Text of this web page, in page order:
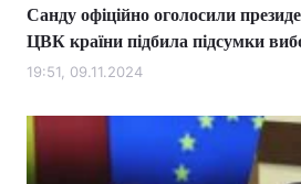
Санду офіційно оголосили
ЦВК країни підбила підсумки
19:51, 09.11.2024